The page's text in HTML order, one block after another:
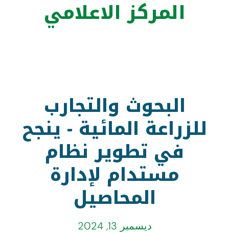
المركز الاعلامي
اﻟﺒﺤﻮث واﻟﺘﺠﺎرب
ﻟﻠﺰراﻋﺔ المائية - ﻳﻨﺠﺢ
ﻓﻲ ﺗﻄﻮﻳﺮ ﻧﻈﺎم
ﻣﺴﺘﺪام ﻹدارة
المحاﺻﻴﻞ
ديسمبر 13, 2024